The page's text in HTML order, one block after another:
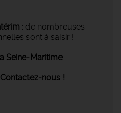
: de nombreuses
sont à saisir !
Seine-Maritime
nous !